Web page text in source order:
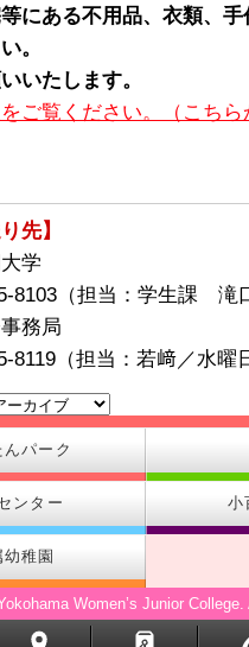
にある不用品、衣類、
。
いたします。
ご覧ください。（こち
先】
大学
8103（担当：学生課 滝
事務局
8119（担当：若﨑／水曜
んパーク
ンター 小
幼稚園
Women’s Junior